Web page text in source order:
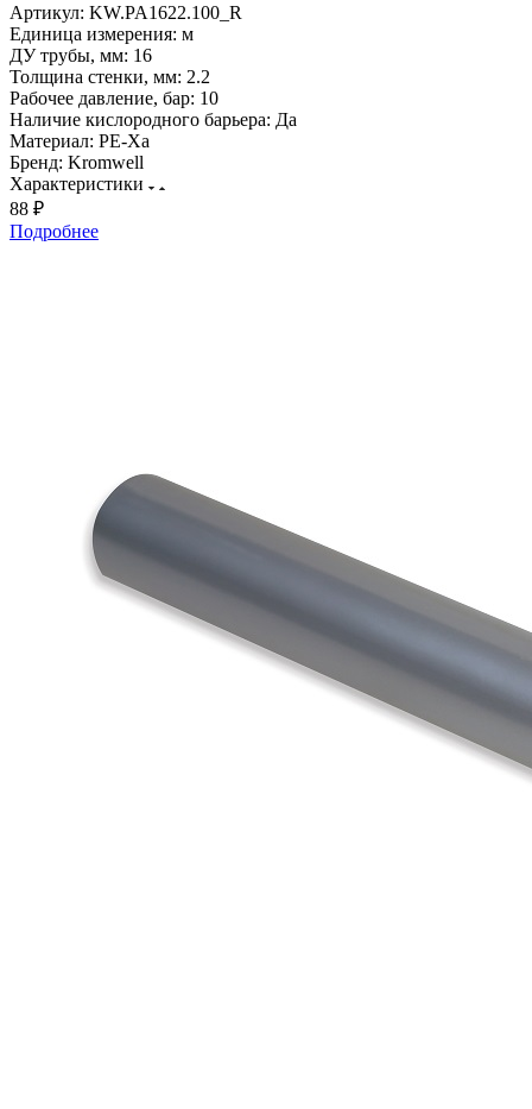
Артикул: KW.PA1622.100_R
Единица измерения: м
ДУ трубы, мм: 16
Толщина стенки, мм: 2.2
Рабочее давление, бар: 10
Наличие кислородного барьера: Да
Материал: PE-Xa
Бренд: Kromwell
Характеристики
88 ₽
Подробнее